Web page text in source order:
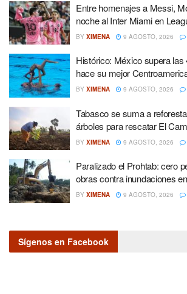
Entre homenajes a Messi,
noche al Inter Miami en
BY XIMENA 9 AGOSTO, 2026
Histórico: México supera las
hace su mejor
BY XIMENA 9 AGOSTO, 2026
Tabasco se suma a
árboles para rescatar El
BY XIMENA 9 AGOSTO, 2026
Paralizado el Prohtab: cero
obras contra inundaciones
BY XIMENA 9 AGOSTO, 2026
Sígenos en Facebook